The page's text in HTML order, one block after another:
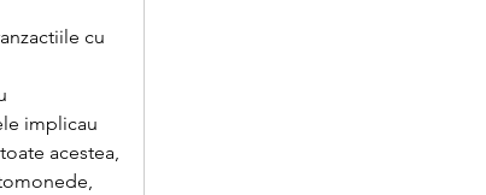
cu
implicau
acestea,